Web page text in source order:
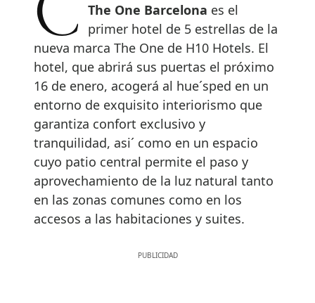
The One Barcelona es el
primer hotel de 5 estrellas de la
nueva marca The One de H10 Hotels. El
hotel, que abrirá sus puertas el próximo
16 de enero, acogerá al hue´sped en un
entorno de exquisito interiorismo que
garantiza confort exclusivo y
tranquilidad, asi´ como en un espacio
cuyo patio central permite el paso y
aprovechamiento de la luz natural tanto
en las zonas comunes como en los
accesos a las habitaciones y suites.